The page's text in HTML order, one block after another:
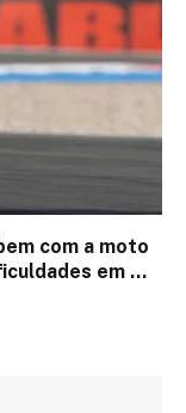
com a moto
em …